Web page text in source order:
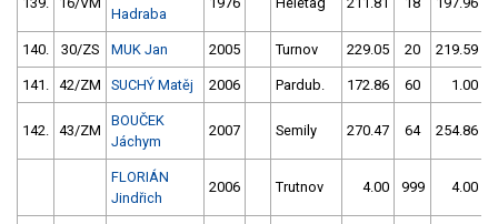
Hadraba
140. 30/ZS MUK Jan 2005 Turnov 229.05 20 219.59
141. 42/ZM SUCHÝ Matěj 2006 Pardub. 172.86 60 1.00
142. 43/ZM
BOUČEK
Jáchym
2007 Semily 270.47 64 254.86
FLORIÁN
Jindřich
2006 Trutnov 4.00 999 4.00